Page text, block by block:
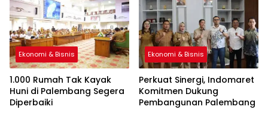
Ekonomi & Bisnis
1.000 Rumah Tak Kayak
Huni di Palembang Segera
Diperbaiki
Ekonomi & Bisnis
Perkuat Sinergi, Indomaret
Komitmen Dukung
Pembangunan Palembang